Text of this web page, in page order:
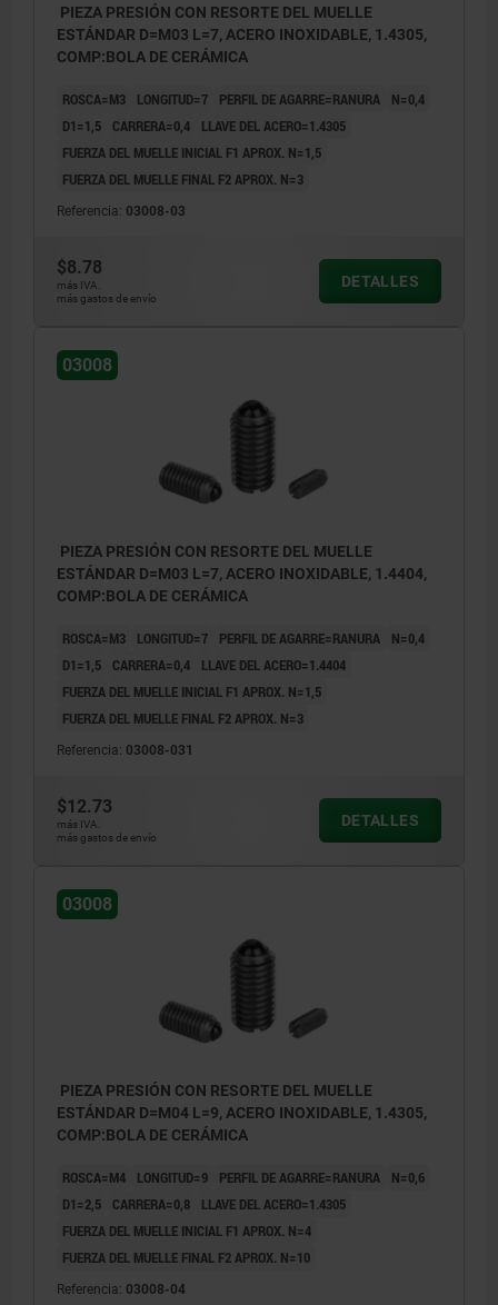
PIEZA PRESIÓN CON RESORTE DEL MUELLE
ESTÁNDAR D=M03 L=7, ACERO INOXIDABLE, 1.4305,
COMP:BOLA DE CERÁMICA
ROSCA=M3 LONGITUD=7 PERFIL DE AGARRE=RANURA
N=0,4
D1=1,5
CARRERA=0,4
LLAVE DEL ACERO=1.4305
FUERZA DEL MUELLE INICIAL F1 APROX. N=1,5
FUERZA DEL MUELLE FINAL F2 APROX. N=3
Referencia: 03008-03
$8.78
más IVA.
más gastos de envío
DETALLES
03008
PIEZA PRESIÓN CON RESORTE DEL MUELLE
ESTÁNDAR D=M03 L=7, ACERO INOXIDABLE, 1.4404,
COMP:BOLA DE CERÁMICA
ROSCA=M3 LONGITUD=7 PERFIL DE AGARRE=RANURA
N=0,4
D1=1,5
CARRERA=0,4
LLAVE DEL ACERO=1.4404
FUERZA DEL MUELLE INICIAL F1 APROX. N=1,5
FUERZA DEL MUELLE FINAL F2 APROX. N=3
Referencia: 03008-031
$12.73
más IVA.
más gastos de envío
DETALLES
03008
PIEZA PRESIÓN CON RESORTE DEL MUELLE
ESTÁNDAR D=M04 L=9, ACERO INOXIDABLE, 1.4305,
COMP:BOLA DE CERÁMICA
ROSCA=M4 LONGITUD=9 PERFIL DE AGARRE=RANURA
N=0,6
D1=2,5
CARRERA=0,8
LLAVE DEL ACERO=1.4305
FUERZA DEL MUELLE INICIAL F1 APROX. N=4
FUERZA DEL MUELLE FINAL F2 APROX. N=10
Referencia: 03008-04